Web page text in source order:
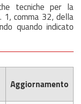
tecniche per la
1, comma 32, della
quando indicato
Aggiornamento